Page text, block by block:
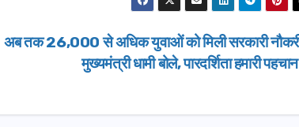
अब तक 26,000 से अधिक युवाओं को मिली सरकारी
मुख्यमंत्री धामी बोले, पारदर्शिता हमारी पहचान